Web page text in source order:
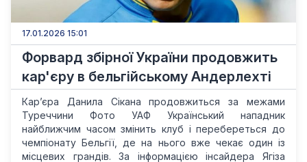
17.01.2026 15:01
Форвард збірної України продовжить
кар'єру в бельгійському Андерлехті
Кар’єра Данила Сікана продовжиться за межами
Туреччини Фото УАФ Український нападник
найближчим часом змінить клуб і перебереться до
чемпіонату Бельгії, де на нього вже чекає один із
місцевих грандів. За інформацією інсайдера Ягіза